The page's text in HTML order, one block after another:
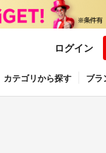
ログイン
カテゴリから探す ブラ